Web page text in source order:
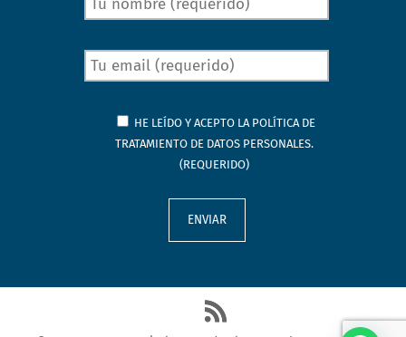
HE LEÍDO Y ACEPTO LA POLÍTICA DE
TRATAMIENTO DE DATOS PERSONALES.
(REQUERIDO)